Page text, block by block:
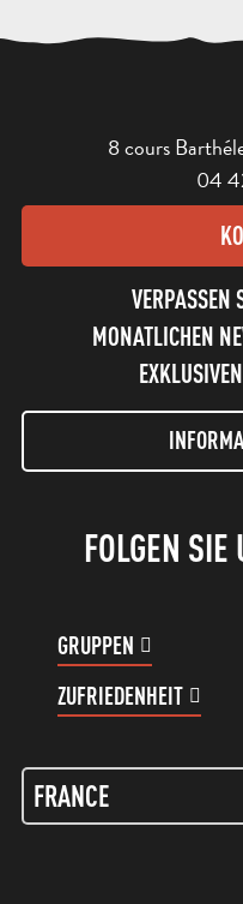
8 cours
04
VERPASSEN
MONATLICHEN
FOLGEN SIE
GRUPPEN
ZUFRIEDENHEIT